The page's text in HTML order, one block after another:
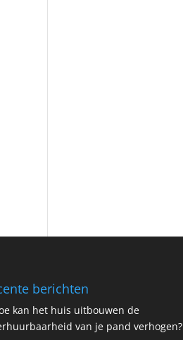
berichten
kan het huis uitbouwen de
van je pand verhogen?